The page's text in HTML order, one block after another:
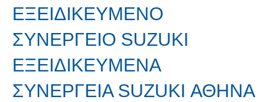
ΕΞΕΙΔΙΚΕΥΜΕΝΟ
ΣΥΝΕΡΓΕΙΟ SUZUKI
ΕΞΕΙΔΙΚΕΥΜΕΝΑ
ΣΥΝΕΡΓΕΙΑ SUZUKI ΑΘΗΝΑ